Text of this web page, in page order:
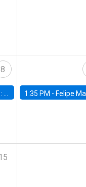
8
1:35 PM - Felipe Martínez, alumno Doctorado en